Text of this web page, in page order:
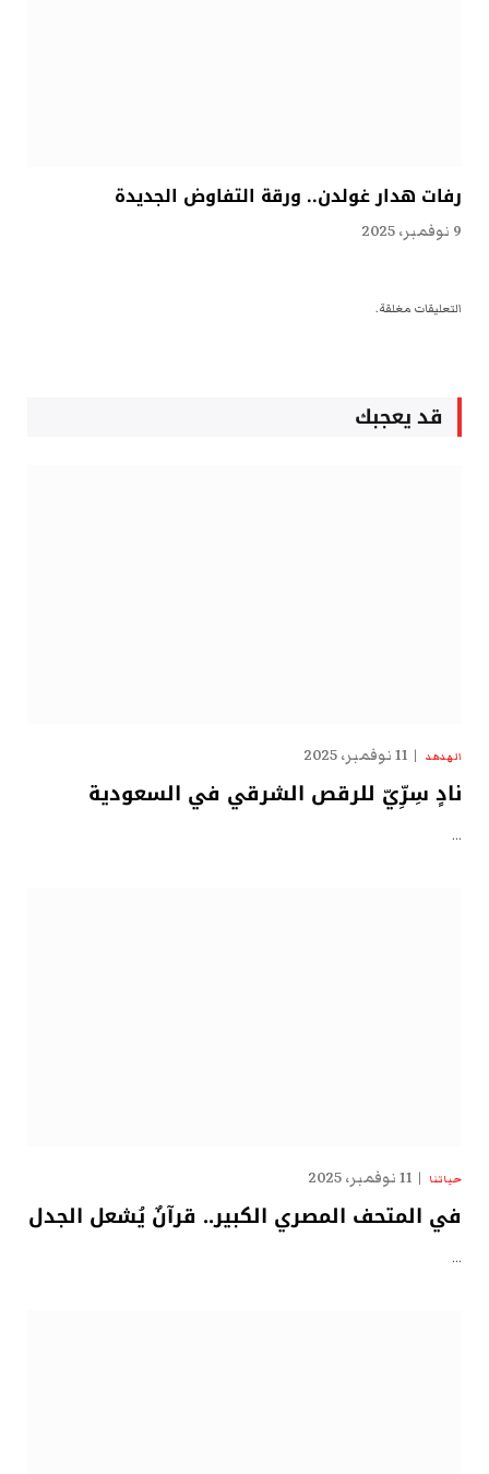
رفات هدار غولدن.. ورقة التفاوض الجديدة
9 نوفمبر، 2025
التعليقات مغلقة.
قد يعجبك
الهدهد 11 نوفمبر، 2025
نادٍ سِرِّيّ للرقص الشرقي في السعودية
…
حياتنا 11 نوفمبر، 2025
في المتحف المصري الكبير.. قرآنٌ يُشعل الجدل
…